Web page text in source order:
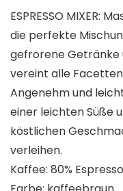
ESPRESSO MIXER:
die perfekte
gefrorene Getränke
vereint alle
Angenehm und
einer leichten Süße
köstlichen
verleihen.
Kaffee: 80% Espresso